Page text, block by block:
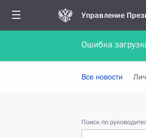
Управление
Обратиться в
Все новости
Поиск по
Ошибка